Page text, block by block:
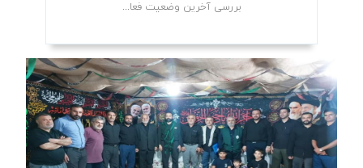
بررسی آخرین وضعیت فعا...